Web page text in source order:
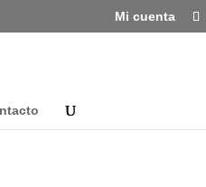
Mi cuenta